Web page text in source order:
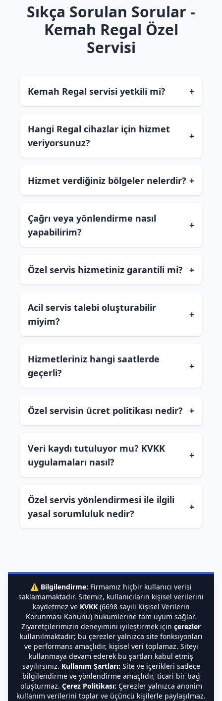
Sıkça Sorulan Sorular -
Kemah Regal Özel
Servisi
Kemah Regal servisi yetkili mi? +
Hangi Regal cihazlar için hizmet
veriyorsunuz?
+
Hizmet verdiğiniz bölgeler nelerdir? +
Çağrı veya yönlendirme nasıl
yapabilirim?
+
Özel servis hizmetiniz garantili mi? +
Acil servis talebi oluşturabilir
miyim?
+
Hizmetleriniz hangi saatlerde
geçerli?
+
Özel servisin ücret politikası nedir? +
Veri kaydı tutuluyor mu? KVKK
uygulamaları nasıl?
+
Özel servis yönlendirmesi ile ilgili
yasal sorumluluk nedir?
+
⚠️ Bilgilendirme: Firmamız hiçbir kullanıcı verisi
saklamamaktadır. Sitemiz, kullanıcıların kişisel verilerini
kaydetmez ve KVKK(6698 sayılı Kişisel Verilerin
Korunması Kanunu) hükümlerine tam uyum sağlar.
Ziyaretçilerimizin deneyimini iyileştirmek için çerezler
kullanılmaktadır; bu çerezler yalnızca site fonksiyonları
ve performans amaçlıdır, kişisel veri toplamaz. Siteyi
kullanmaya devam ederek bu şartları kabul etmiş
sayılırsınız. Kullanım Şartları: Site ve içerikleri sadece
bilgilendirme ve yönlendirme amaçlıdır, ticari bir bağ
oluşturmaz. Çerez Politikası: Çerezler yalnızca anonim
kullanım verilerini toplar ve üçüncü kişilerle paylaşılmaz.